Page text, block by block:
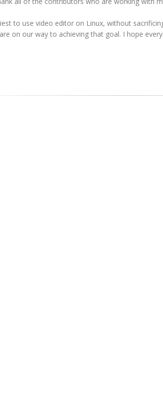
to use video editor on Linux, without
on our way to achieving that goal. I hope